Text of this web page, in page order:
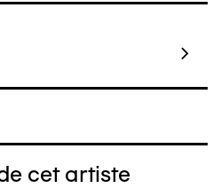
cet artiste